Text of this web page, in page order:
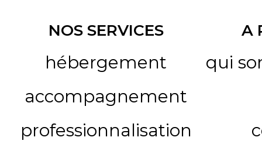
NOS SERVICES
hébergement
accompagnement
professionnalisation
A
qui